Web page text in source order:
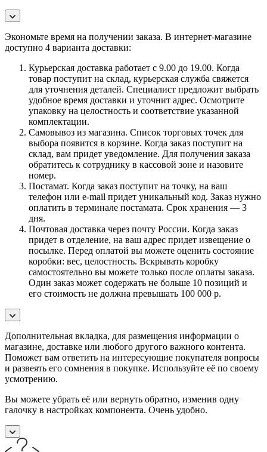
Экономьте время на получении заказа. В интернет-магазине
доступно 4 варианта доставки:
Курьерская доставка работает с 9.00 до 19.00. Когда
товар поступит на склад, курьерская служба свяжется
для уточнения деталей. Специалист предложит выбрать
удобное время доставки и уточнит адрес. Осмотрите
упаковку на целостность и соответствие указанной
комплектации.
Самовывоз из магазина. Список торговых точек для
выбора появится в корзине. Когда заказ поступит на
склад, вам придет уведомление. Для получения заказа
обратитесь к сотруднику в кассовой зоне и назовите
номер.
Постамат. Когда заказ поступит на точку, на ваш
телефон или e-mail придет уникальный код. Заказ нужно
оплатить в терминале постамата. Срок хранения — 3
дня.
Почтовая доставка через почту России. Когда заказ
придет в отделение, на ваш адрес придет извещение о
посылке. Перед оплатой вы можете оценить состояние
коробки: вес, целостность. Вскрывать коробку
самостоятельно вы можете только после оплаты заказа.
Один заказ может содержать не больше 10 позиций и
его стоимость не должна превышать 100 000 р.
Дополнительная вкладка, для размещения информации о
магазине, доставке или любого другого важного контента.
Поможет вам ответить на интересующие покупателя вопросы
и развеять его сомнения в покупке. Используйте её по своему
усмотрению.
Вы можете убрать её или вернуть обратно, изменив одну
галочку в настройках компонента. Очень удобно.